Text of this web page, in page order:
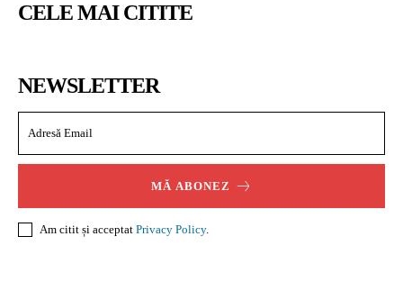
CELE MAI CITITE
NEWSLETTER
MĂ ABONEZ
Am citit și acceptat Privacy Policy.